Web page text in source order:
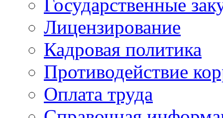
Государственные
Лицензирование
Кадровая политика
Противодействие
Оплата труда